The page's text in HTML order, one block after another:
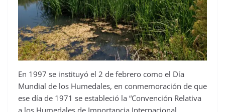
En 1997 se instituyó el 2 de febrero como el Día
Mundial de los Humedales, en conmemoración de que
ese día de 1971 se estableció la “Convención Relativa
a los Humedales de Importancia Internacional,